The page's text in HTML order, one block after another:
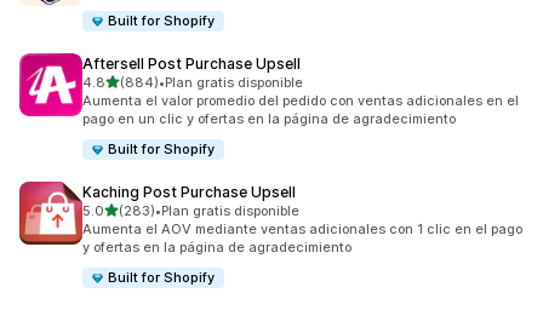
Built for Shopify
Aftersell Post Purchase Upsell
4.8de 5 estrellas
(884)
884 reseñas en total
•Plan gratis disponible
Aumenta el valor promedio del pedido con ventas adicionales en el
pago en un clic y ofertas en la página de agradecimiento
Built for Shopify
Kaching Post Purchase Upsell
5.0de 5 estrellas
(283)
283 reseñas en total
•Plan gratis disponible
Aumenta el AOV mediante ventas adicionales con 1 clic en el pago
y ofertas en la página de agradecimiento
Built for Shopify